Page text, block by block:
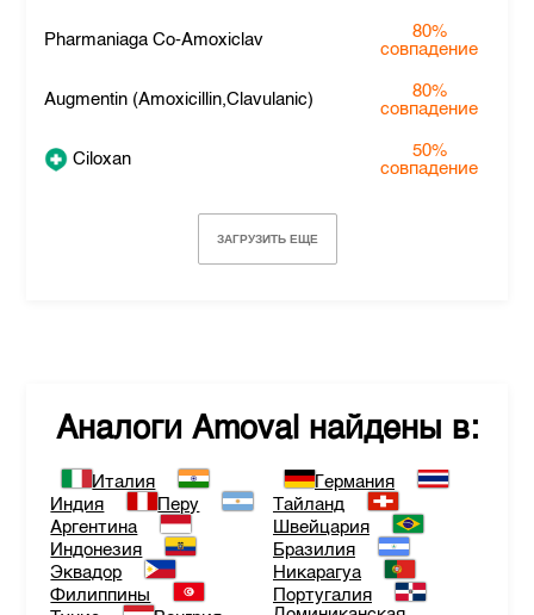
Pharmaniaga Co-Amoxiclav
80%
совпадение
Augmentin (Amoxicillin,Clavulanic)
80%
совпадение
Ciloxan
50%
совпадение
ЗАГРУЗИТЬ ЕЩЕ
Аналоги Amoval найдены в:
Италия
Индия
Перу
Аргентина
Индонезия
Эквадор
Филиппины
Германия
Тайланд
Швейцария
Бразилия
Никарагуа
Португалия